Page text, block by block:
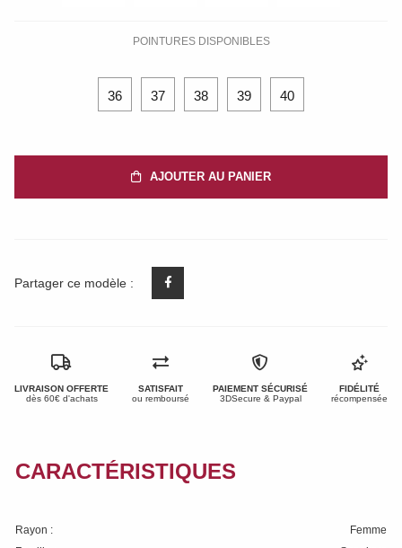
POINTURES DISPONIBLES
36 37 38 39 40
AJOUTER AU PANIER
Partager ce modèle :
LIVRAISON OFFERTE
dès 60€ d'achats
SATISFAIT
ou remboursé
PAIEMENT SÉCURISÉ
3DSecure & Paypal
FIDÉLITÉ
récompensée
CARACTÉRISTIQUES
Rayon :
Femme